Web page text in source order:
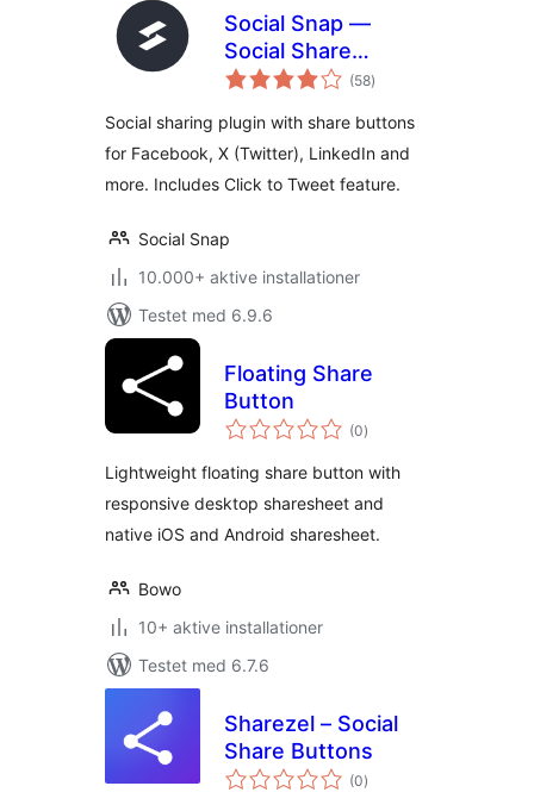
Social Snap —
Social Share
Buttons & Click to
(58totale
bedømmelser
)
Social sharing plugin with share buttons
for Facebook, X (Twitter), LinkedIn and
more. Includes Click to Tweet feature.
Social Snap
10.000+ aktive installationer
Testet med 6.9.6
Floating Share
Button
(0totale
bedømmelser
)
Lightweight floating share button with
responsive desktop sharesheet and
native iOS and Android sharesheet.
Bowo
10+ aktive installationer
Testet med 6.7.6
Sharezel – Social
Share Buttons
(0totale
bedømmelser
)